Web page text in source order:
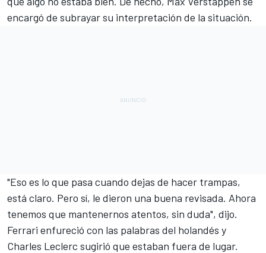
encargó de subrayar su interpretación de la situación.
"Eso es lo que pasa cuando dejas de hacer trampas,
está claro. Pero sí, le dieron una buena revisada. Ahora
tenemos que mantenernos atentos, sin duda", dijo.
Ferrari enfureció con las palabras del holandés y
Charles Leclerc sugirió que estaban fuera de lugar.